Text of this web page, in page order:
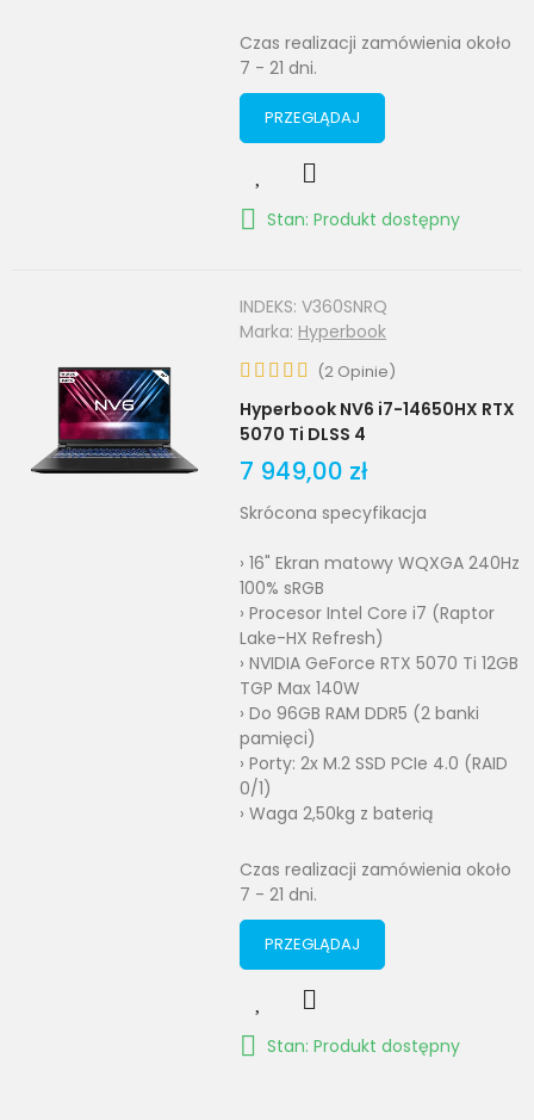
Czas realizacji zamówienia około
7 - 21 dni.
PRZEGLĄDAJ
Stan: Produkt dostępny
INDEKS:V360SNRQ
Marka: Hyperbook
(2 Opinie)
Hyperbook NV6 i7-14650HX RTX
5070 Ti DLSS 4
7 949,00 zł
Skrócona specyfikacja
› 16" Ekran matowy WQXGA 240Hz
100% sRGB
› Procesor Intel Core i7 (Raptor
Lake-HX Refresh)
› NVIDIA GeForce RTX 5070 Ti 12GB
TGP Max 140W
› Do 96GB RAM DDR5 (2 banki
pamięci)
› Porty: 2x M.2 SSD PCIe 4.0 (RAID
0/1)
› Waga 2,50kg z baterią
Czas realizacji zamówienia około
7 - 21 dni.
PRZEGLĄDAJ
Stan: Produkt dostępny